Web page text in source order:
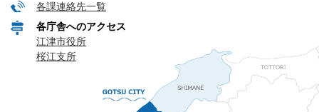
各課連絡先一覧
各庁舎へのアクセス
江津市役所
桜江支所